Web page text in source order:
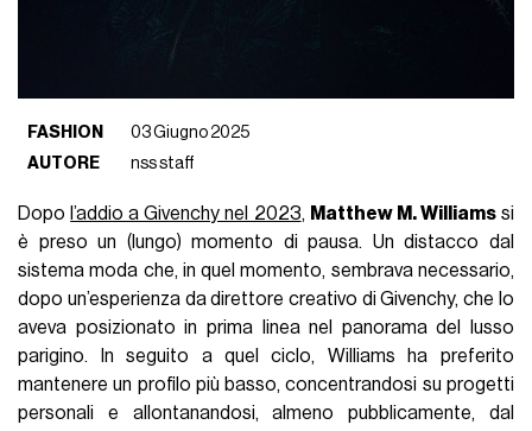
FASHION
03 Giugno 2025
AUTORE
nss staff
Dopo l’addio a Givenchy nel 2023, Matthew M. Williamssi
è preso un (lungo) momento di pausa. Un distacco dal
sistema moda che, in quel momento, sembrava necessario,
dopo un’esperienza da direttore creativo di Givenchy, che lo
aveva posizionato in prima linea nel panorama del lusso
parigino. In seguito a quel ciclo, Williams ha preferito
mantenere un profilo più basso, concentrandosi su progetti
personali e allontanandosi, almeno pubblicamente, dal